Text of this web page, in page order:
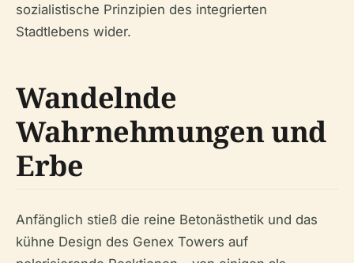
sozialistische Prinzipien des integrierten
Stadtlebens wider.
Wandelnde
Wahrnehmungen und
Erbe
Anfänglich stieß die reine Betonästhetik und das
kühne Design des Genex Towers auf